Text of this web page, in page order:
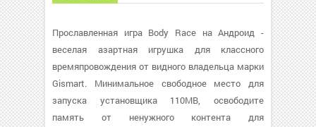
Прославленная игра Body Race на Андроид -
веселая азартная игрушка для классного
времяпровождения от видного владельца марки
Gismart. Минимальное свободное место для
запуска установщика 110MB, освободите
память от ненужного контента для